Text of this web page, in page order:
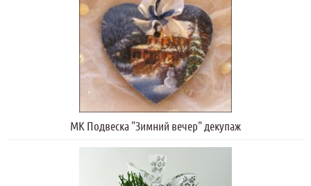
МК Подвеска "Зимний вечер" декупаж